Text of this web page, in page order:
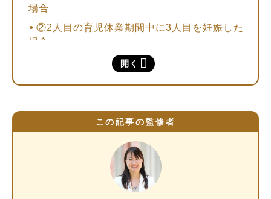
開く
場合
②2人目の育児休業期間中に3人目を妊娠した
場合
2人目の育児休業給付金が「ギリギリもらえな
育児休業給付金以外の公的支援を活用する
加入している医療保険の先進医療特約を活用
そもそも育児休業給付金とは？しくみを簡単に
この記事の監修者